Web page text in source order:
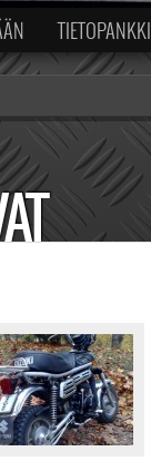
TIETOPANKKI